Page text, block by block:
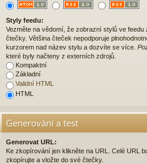
Styly feedu:
Vezměte na vědomí, že zobrazní stylů ve
čtečky. Většina čteček nepodporuje
kurzorem nad název stylu a dozvíte se více.
které byly načteny z externích zdrojů.
Kompaktní
Základní
Validní HTML
HTML
Generování a test
Generovat URL:
Ke zkopírování jen klikněte na URL. Celé URL
zkopírujte a vložte do své čtečky.